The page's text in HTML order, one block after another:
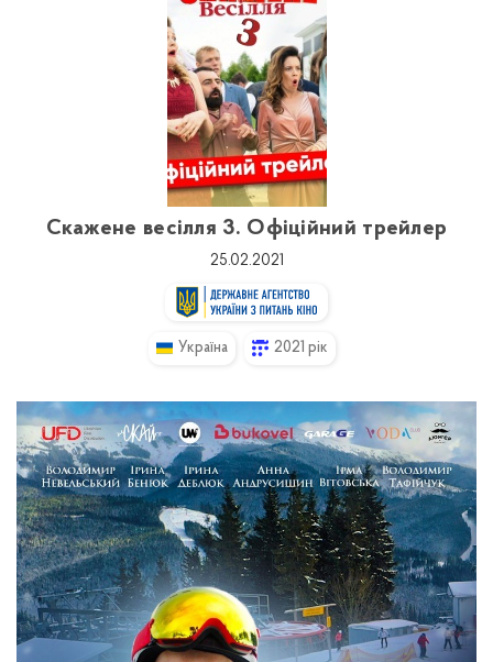
Скажене весілля 3. Офіційний трейлер
25.02.2021
Україна 2021 рік